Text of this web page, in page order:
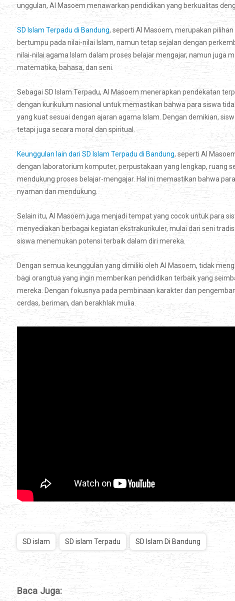
unggulan, Al Masoem menawarkan pendidikan yang berkualitas
SD Islam Terpadu di Bandung, seperti Al Masoem, merupakan
bertumpu pada nilai-nilai Islam, namun tetap sejalan dengan
nilai-nilai agama Islam dalam proses belajar mengajar, namun juga
matematika, bahasa, dan seni.
Sebagai SD Islam Terpadu, Al Masoem menerapkan pendekatan
dengan kurikulum nasional untuk memastikan bahwa para siswa
yang kuat sesuai dengan ajaran agama Islam. Dengan demikian,
tetapi juga secara moral dan spiritual.
Keunggulan lain dari SD Islam Terpadu di Bandung, seperti Al
dengan laboratorium komputer, perpustakaan yang lengkap, ruang
mendukung proses belajar-mengajar. Hal ini memastikan bahwa
nyaman dan mendukung.
Selain itu, Al Masoem juga menjadi tempat yang cocok untuk para
menyediakan berbagai kegiatan ekstrakurikuler, mulai dari seni
siswa menemukan potensi terbaik dalam diri mereka.
Dengan semua keunggulan yang dimiliki oleh Al Masoem, tidak
bagi orangtua yang ingin memberikan pendidikan terbaik yang
mereka. Dengan fokusnya pada pembinaan karakter dan
cerdas, beriman, dan berakhlak mulia.
SD islam SD islam Terpadu SD Islam Di Bandung
Baca Juga: